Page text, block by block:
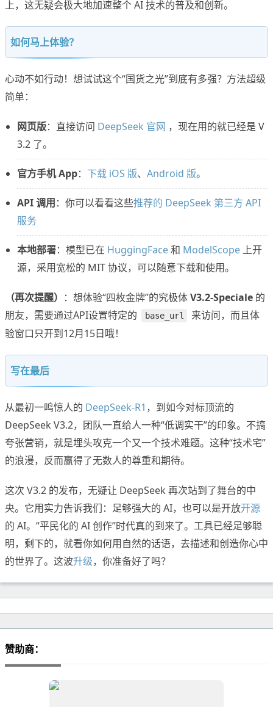
上，这无疑会极大地加速整个 AI 技术的普及和创新。
如何马上体验？
心动不如行动！想试试这个“国货之光”到底有多强？方法超级
简单：
网页版：直接访问 DeepSeek 官网 ，现在用的就已经是 V
3.2 了。
官方手机 App： 下载 iOS 版、 Android 版。
API 调用：你可以看看这些推荐的 DeepSeek 第三方 API
服务
本地部署：模型已在 HuggingFace和 ModelScope 上开
源，采用宽松的 MIT 协议，可以随意下载和使用。
（再次提醒） ：想体验“四枚金牌”的究极体V3.2-Speciale 的
朋友，需要通过API设置特定的
base_url
来访问，而且体
验窗口只开到12月15日哦！
写在最后
从最初一鸣惊人的 DeepSeek-R1 ，到如今对标顶流的
DeepSeek V3.2，团队一直给人一种“低调实干”的印象。不搞
夸张营销，就是埋头攻克一个又一个技术难题。这种“技术宅”
的浪漫，反而赢得了无数人的尊重和期待。
这次 V3.2 的发布，无疑让 DeepSeek 再次站到了舞台的中
央。它用实力告诉我们：足够强大的 AI，也可以是开放开源
的 AI。“平民化的 AI 创作”时代真的到来了。工具已经足够聪
明，剩下的，就看你如何用自然的话语，去描述和创造你心中
的世界了。这波升级，你准备好了吗？
赞助商：